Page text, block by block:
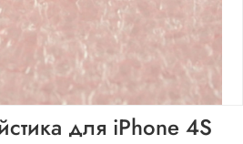
для iPhone 4S